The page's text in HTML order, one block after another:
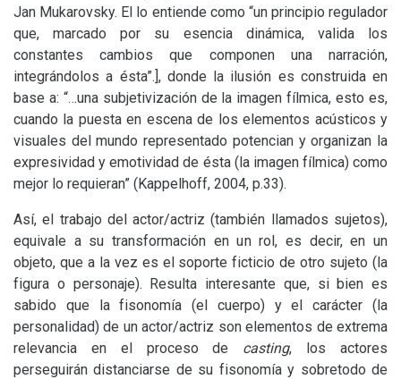
Jan Mukarovsky. El lo entiende como “un principio regulador
que, marcado por su esencia dinámica, valida los
constantes cambios que componen una narración,
integrándolos a ésta”.], donde la ilusión es construida en
base a: “…una subjetivización de la imagen fílmica, esto es,
cuando la puesta en escena de los elementos acústicos y
visuales del mundo representado potencian y organizan la
expresividad y emotividad de ésta (la imagen fílmica) como
mejor lo requieran” (Kappelhoff, 2004, p.33).
Así, el trabajo del actor/actriz (también llamados sujetos),
equivale a su transformación en un rol, es decir, en un
objeto, que a la vez es el soporte ficticio de otro sujeto (la
figura o personaje). Resulta interesante que, si bien es
sabido que la fisonomía (el cuerpo) y el carácter (la
personalidad) de un actor/actriz son elementos de extrema
relevancia en el proceso de casting, los actores
perseguirán distanciarse de su fisonomía y sobretodo de